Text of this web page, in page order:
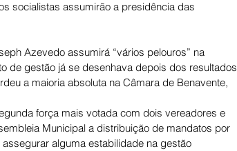
socialistas assumirão a presidência das
Azevedo assumirá “vários pelouros” na
de gestão já se desenhava depois dos resultados
a maioria absoluta na Câmara de Benavente,
força mais votada com dois vereadores e
Municipal a distribuição de mandatos por
alguma estabilidade na gestão